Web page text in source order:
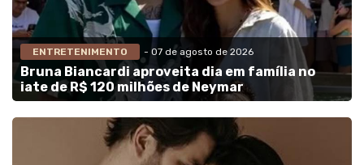
ENTRETENIMENTO - 07 de agosto de 2026
Bruna Biancardi aproveita dia em família no
iate de R$ 120 milhões de Neymar